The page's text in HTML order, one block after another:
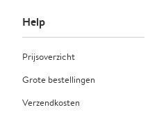
Help
Prijsoverzicht
Grote bestellingen
Verzendkosten